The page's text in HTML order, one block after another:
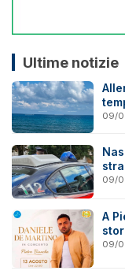
Ultime notizie
09/
09/
A
09/